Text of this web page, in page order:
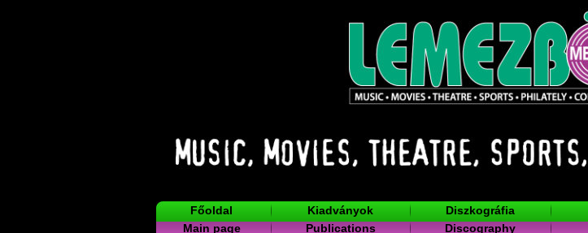
Főoldal Kiadványok Diszkográfia
Main page
Publications Discography